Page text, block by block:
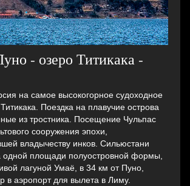
- озеро Титикака -
на самое высокогорное судоходное
Поездка на плавучие острова
из тростника. Посещение Чульпас
сооружения эпохи,
владычеству инков. Сильюстани
одной площади полуостровной формы,
лагуной Умаё, в 34 км от Пуно,
в аэропорт для вылета в Лиму.